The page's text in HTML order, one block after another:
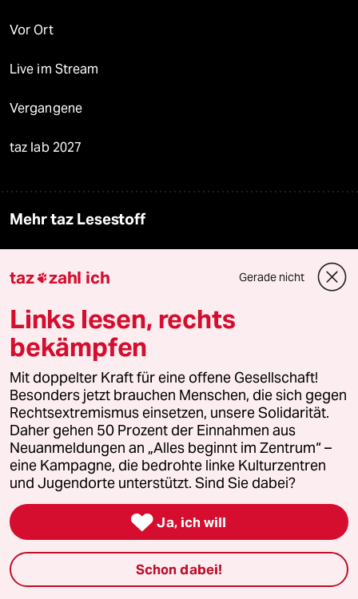
Vor Ort
Live im Stream
Vergangene
taz lab 2027
Mehr taz Lesestoff
taz Blogs
taz FUTURZWEI
Le Monde diplomatique
taz Archiv
Mehr taz Angebote
Reisen
Kantine
Shop
taz zahl ich Gerade nicht
Links lesen, rechts
bekämpfen
Mit doppelter Kraft für eine offene Gesellschaft!
Besonders jetzt brauchen Menschen, die sich gegen
Rechtsextremismus einsetzen, unsere Solidarität.
Daher gehen 50 Prozent der Einnahmen aus
Neuanmeldungen an „Alles beginnt im Zentrum“ –
eine Kampagne, die bedrohte linke Kulturzentren
und Jugendorte unterstützt. Sind Sie dabei?
 Ja, ich will
Schon dabei!